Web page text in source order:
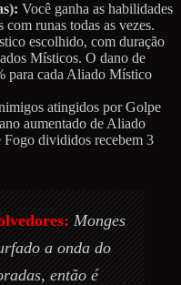
Você ganha as habilidades
runas todas as vezes.
escolhido, com duração
Místicos. O dano de
para cada Aliado Místico
atingidos por Golpe
aumentado de Aliado
divididos recebem 3
Monges
a onda do
então é